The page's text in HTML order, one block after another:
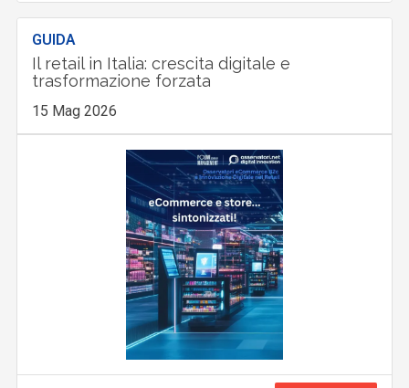
GUIDA
Il retail in Italia: crescita digitale e
trasformazione forzata
15 Mag 2026